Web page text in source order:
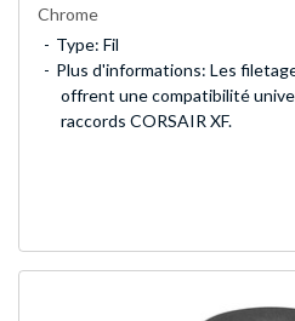
Chrome
Type: Fil
Plus d'informations: Les
offrent une compatibilité
raccords CORSAIR XF.